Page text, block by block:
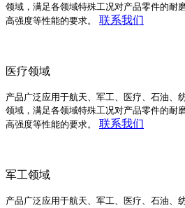
领域，满足各领域特殊工况对产品零件的耐
高强度等性能的要求。
联系我们
医疗领域
产品广泛应用于航天、军工、医疗、石油、
领域，满足各领域特殊工况对产品零件的耐
高强度等性能的要求。
联系我们
军工领域
产品广泛应用于航天、军工、医疗、石油、